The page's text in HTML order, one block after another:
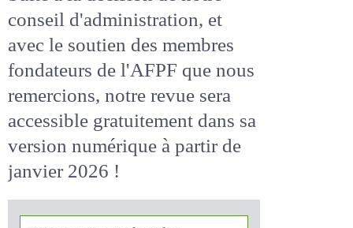
Suite à la décision de notre
conseil d'administration, et
avec le soutien des membres
fondateurs de l'AFPF que nous
remercions, notre revue sera
accessiblegratuitementdans
sa version numérique
de janvier 2026 !